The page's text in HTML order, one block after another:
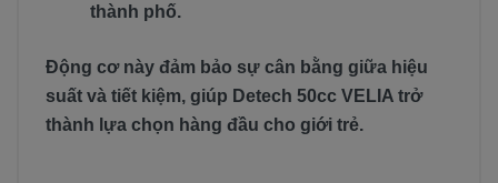
thành phố.
Động cơ này đảm bảo sự cân bằng giữa hiệu
suất và tiết kiệm, giúp Detech 50cc VELIA trở
thành lựa chọn hàng đầu cho giới trẻ.